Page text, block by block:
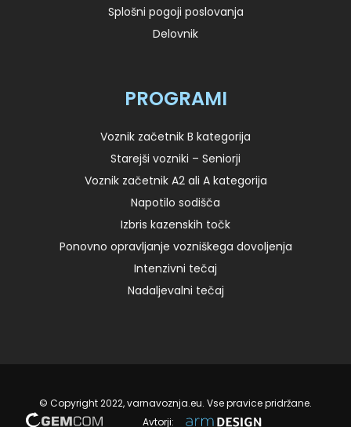
Splošni pogoji poslovanja
Delovnik
PROGRAMI
Voznik začetnik B kategorija
Starejši vozniki – Seniorji
Voznik začetnik A2 ali A kategorija
Napotilo sodišča
Izbris kazenskih točk
Ponovno opravljanje vozniškega dovoljenja
Intenzivni tečaj
Nadaljevalni tečaj
© Copyright 2022, varnavoznja.eu. Vse pravice pridržane.
Avtorji: